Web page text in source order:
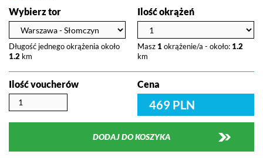
Wybierz tor
Długość jednego okrążenia około
1.2 km
Ilość okrążeń
Masz 1 okrążenie/a - około: 1.2
km
Ilość voucherów Cena
469 PLN
DODAJ DO KOSZYKA